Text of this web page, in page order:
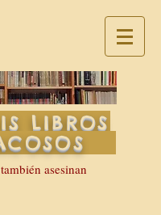
LIBROS
asesinan